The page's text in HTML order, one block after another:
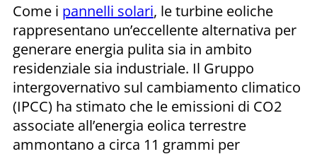
Come i pannelli solari, le turbine eoliche
rappresentano un’eccellente alternativa per
generare energia pulita sia in ambito
residenziale sia industriale. Il Gruppo
intergovernativo sul cambiamento climatico
(IPCC) ha stimato che le emissioni di CO2
associate all’energia eolica terrestre
ammontano a circa 11 grammi per